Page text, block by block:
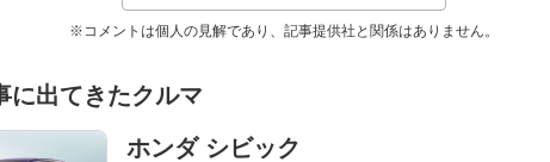
※コメントは個人の見解であり、記事提供社と関係はありません。
に出てきたクルマ
ホンダ シビック